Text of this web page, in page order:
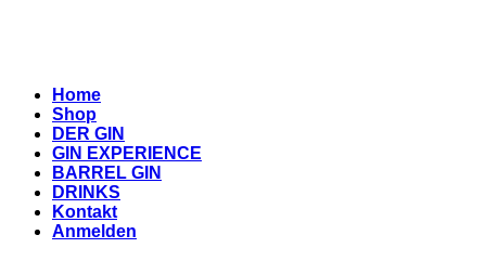
Home
Shop
DER GIN
GIN EXPERIENCE
BARREL GIN
DRINKS
Kontakt
Anmelden